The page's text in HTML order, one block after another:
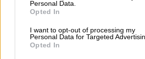
Personal Data.
Opted In
I want to opt-out of processing my
Personal Data for Targeted
Opted In
δημιουργηθεί κλίμα
εταιρείες, το οποίο θα
συνολική τους λειτουργία.
Μπόνους και αυξήσεις